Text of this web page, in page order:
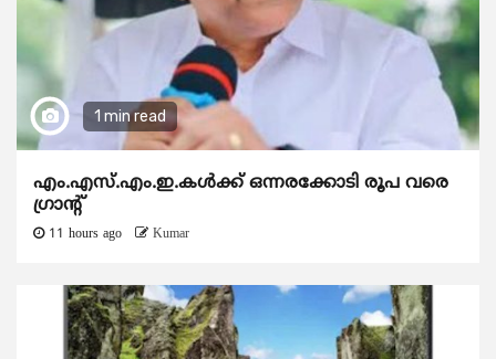
1 min read
എം.എസ്.എം.ഇ.കൾക്ക് ഒന്നരക്കോടി രൂപ വരെ
ഗ്രാന്റ്
11 hours ago Kumar